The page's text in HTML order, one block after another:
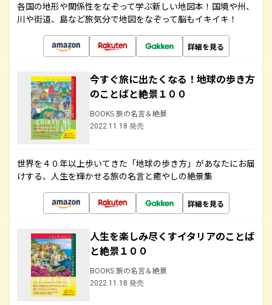
各国の地形や関係性をなぞって学ぶ新しい地図本！国境や州、
川や街道、島など旅気分で地図をなぞって脳もイキイキ！
詳細を見る
今すぐ旅に出たくなる！地球の歩き方
のことばと絶景１００
BOOKS 旅の名言＆絶景
2022.11.18 発売
世界を４０年以上歩いてきた「地球の歩き方」があなたにお届
けする、人生を輝かせる旅の名言と癒やしの絶景集
詳細を見る
人生を楽しみ尽くすイタリアのことば
と絶景１００
BOOKS 旅の名言＆絶景
2022.11.18 発売